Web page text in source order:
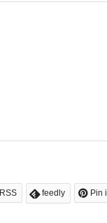
RSS feedly Pin